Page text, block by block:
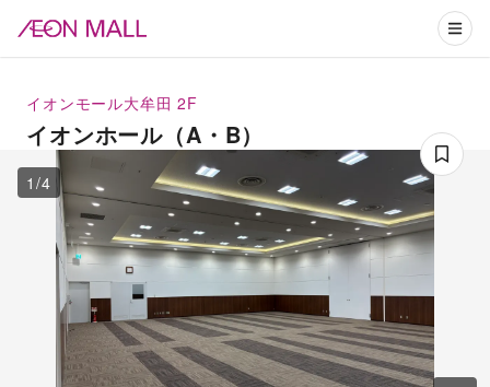
イオンモール大牟田 2F
イオンホール（A・B）
1 /4